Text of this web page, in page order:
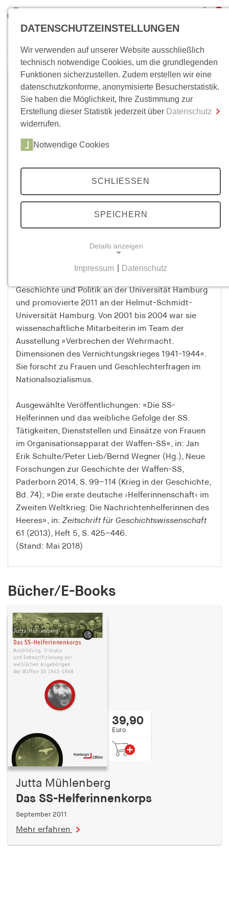
inkl. MwSt.
0,00 €
Zum Warenkorb Zur Kasse
Wo bin ich?
© Jutta Mühlenberg
Jutta Mühlenberg
Jutta Mühlenberg, Dr. phil., Historikerin und
Geschichte und Politik an der Universität Hamburg
und promovierte 2011 an der Helmut-Schmidt-
Universität Hamburg. Von 2001 bis 2004 war sie
wissenschaftliche Mitarbeiterin im Team der
Ausstellung »Verbrechen der Wehrmacht.
Dimensionen des Vernichtungskrieges 1941-1944«.
Sie forscht zu Frauen und Geschlechterfragen im
Nationalsozialismus.
Ausgewählte Veröffentlichungen: »Die SS-
Helferinnen und das weibliche Gefolge der SS.
Tätigkeiten, Dienststellen und Einsätze von Frauen
im Organisationsapparat der Waffen-SS«, in: Jan
Erik Schulte/Peter Lieb/Bernd Wegner (Hg.), Neue
Forschungen zur Geschichte der Waffen-SS,
Paderborn 2014, S. 99–114 (Krieg in der Geschichte,
Bd. 74); »Die erste deutsche ›Helferinnenschaft‹ im
Zweiten Weltkrieg: Die Nachrichtenhelferinnen des
Heeres», in: Zeitschrift für Geschichtswissenschaft
61 (2013), Heft 5, S. 425–446.
(Stand: Mai 2018)
Bücher/E-Books
39,90
Euro
Jutta Mühlenberg
Das SS-Helferinnenkorps
September 2011
Mehr erfahren
DATENSCHUTZEINSTELLUNGEN
Wir verwenden auf unserer Website ausschließlich
technisch notwendige Cookies, um die grundlegenden
Funktionen sicherzustellen. Zudem erstellen wir eine
datenschutzkonforme, anonymisierte Besucherstatistik.
Sie haben die Möglichkeit, Ihre Zustimmung zur
Erstellung dieser Statistik jederzeit über Datenschutz
widerrufen.
Notwendige Cookies
SCHLIESSEN
SPEICHERN
Details anzeigen
Notwendige Cookies helfen dabei, eine Webseite
nutzbar zu machen, indem sie Grundfunktionen
wie Seitennavigation und Zugriff auf sichere
Bereiche der Webseite ermöglichen. Die Webseite
kann ohne diese Cookies nicht richtig
funktionieren.
cookie_consent
cookie_consent
Anbieter:
hamburger-edition.de
Zweck:
Speichert den Zustimmungsstatus des Benutzers
für Cookies auf der aktuellen Domäne.
Cookie Laufzeit:
1 Jahr
fe_typo_user
Anbieter:
Cookie Laufzeit:
Sitzung
fonts_loaded
Name:
fonts_loaded
Anbieter:
Cookie Laufzeit:
7 Tage
Impressum Datenschutz